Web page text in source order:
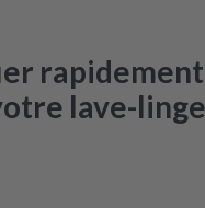
lave-